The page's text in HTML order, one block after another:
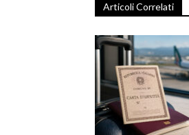
Articoli Correlati